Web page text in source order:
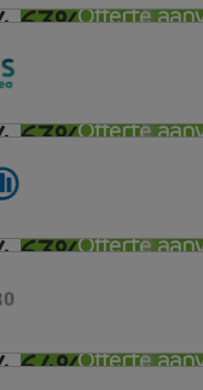
Offerte
Offerte
Offerte
Offerte